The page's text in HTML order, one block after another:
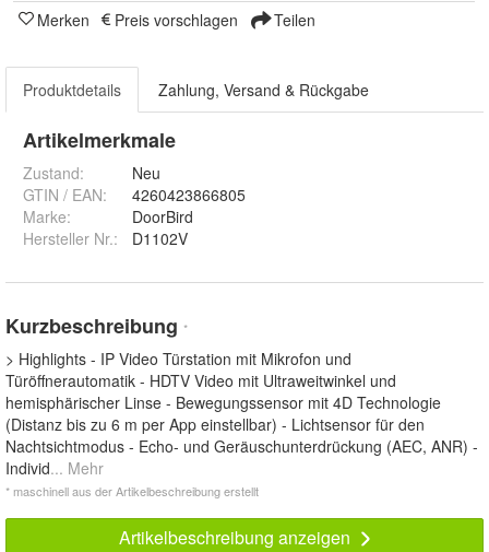
Merken Preis vorschlagen Teilen
Produktdetails Zahlung, Versand & Rückgabe
Artikelmerkmale
Zustand:
Neu
GTIN / EAN:
4260423866805
Marke:
DoorBird
Hersteller Nr.:
D1102V
Kurzbeschreibung *
> Highlights - IP Video Türstation mit Mikrofon und
Türöffnerautomatik - HDTV Video mit Ultraweitwinkel und
hemisphärischer Linse - Bewegungssensor mit 4D Technologie
(Distanz bis zu 6 m per App einstellbar) - Lichtsensor für den
Nachtsichtmodus - Echo- und Geräuschunterdrückung (AEC, ANR) -
Individ... Mehr
* maschinell aus der Artikelbeschreibung erstellt
Artikelbeschreibung anzeigen